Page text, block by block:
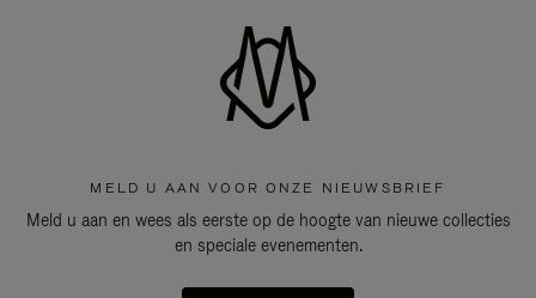
MELD U AAN VOOR ONZE NIEUWSBRIEF
Meld u aan en wees als eerste op de hoogte van nieuwe collecties
en speciale evenementen.